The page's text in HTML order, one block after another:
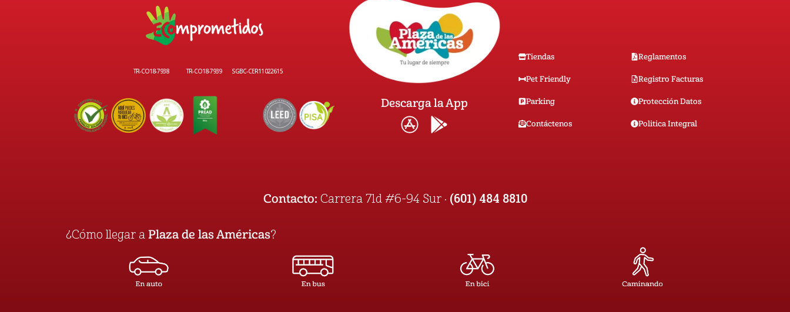
TR-CO18-7938 TR-CO18-7939 SGBC-CER11022615
Descarga la App
Tiendas
Pet Friendly
Parking
Contáctenos
Reglamentos
Registro Facturas
Protección Datos
Politica Integral
Contacto: Carrera 71d #6-94 Sur · (601) 484 8810
¿Cómo llegar a Plaza de las Américas?